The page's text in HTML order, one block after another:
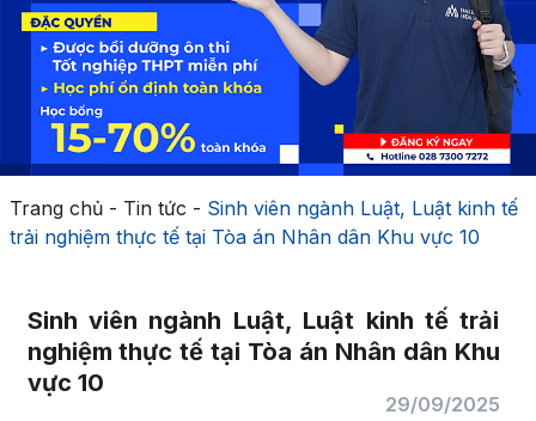
Trang chủ- Tin tức - Sinh viên ngành Luật, Luật kinh tế
trải nghiệm thực tế tại Tòa án Nhân dân Khu vực 10
Sinh viên ngành Luật, Luật kinh tế trải
nghiệm thực tế tại Tòa án Nhân dân Khu
vực 10
29/09/2025